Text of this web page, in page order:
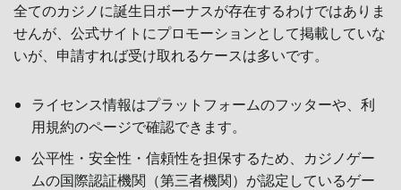
全てのカジノに誕生日ボーナスが存在するわけではありま
せんが、公式サイトにプロモーションとして掲載していな
いが、申請すれば受け取れるケースは多いです。
ライセンス情報はプラットフォームのフッターや、利
用規約のページで確認できます。
公平性・安全性・信頼性を担保するため、カジノゲー
ムの国際認証機関（第三者機関）が認定しているゲー